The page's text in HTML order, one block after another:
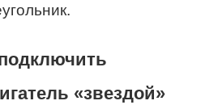
«звездой»